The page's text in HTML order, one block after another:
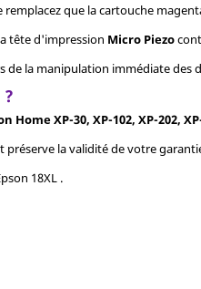
que la cartouche
tête d'impression Micro Piezo
de la manipulation immédiate des
Home XP-30, XP-102, XP-202,
préserve la validité de votre
18XL .